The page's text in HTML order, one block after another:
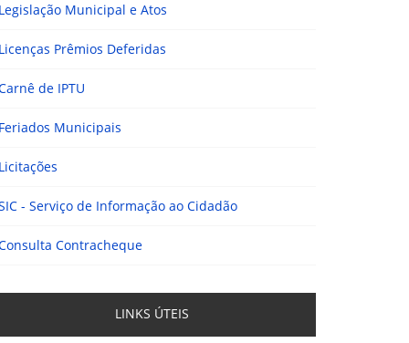
Municipal e Atos
Prêmios Deferidas
de IPTU
Municipais
- Serviço de Informação ao Cidadão
Contracheque
LINKS ÚTEIS